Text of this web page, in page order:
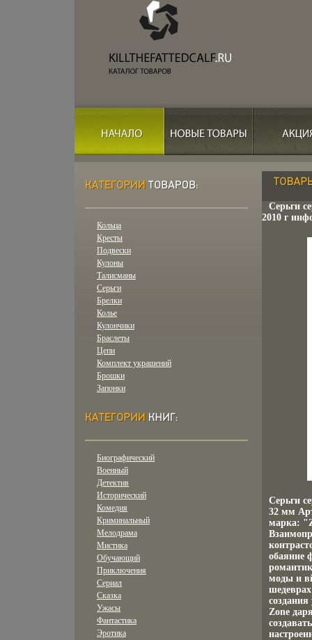
Кольца
Кресты
Подвески
Кулоны
Талисманы
Серьги
Брелки
Колье
Кулончики
Браслеты
Цепи
Комплект украшений
Брошки
Запонки
Биографический
Военный
Детектив
Исторический
Комедия
Криминальный
Мелодрама
Мистика
Обучающий
Приключения
Сериал
Сказка
Ужасы
Фантастика
Эротика
Серьги
2010 г
Серьги
32 мм
марка:
обаяние
моды и
Zone